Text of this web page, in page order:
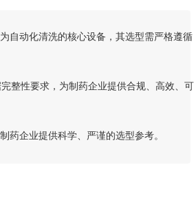
自动化清洗的核心设备，其选型需严格遵循
整性要求，为制药企业提供合规、高效、可
药企业提供科学、严谨的选型参考。